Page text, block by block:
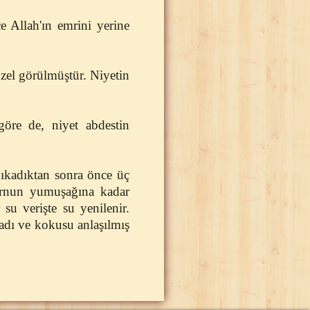
Allah'ın emrini yerine
görülmüştür. Niyetin
de, niyet abdestin
sonra önce üç
yumuşağına kadar
verişte su yenilenir.
ve kokusu anlaşılmış